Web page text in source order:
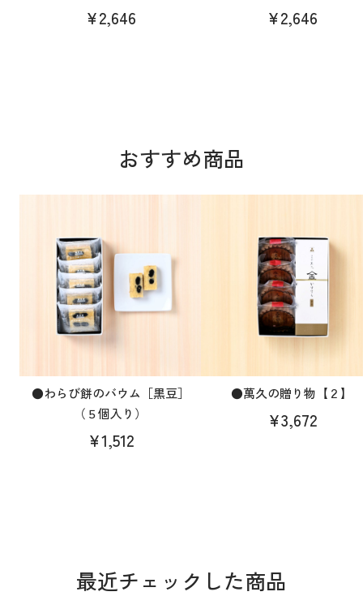
¥2,646 ¥2,646
おすすめ商品
●わらび餅のバウム［黒豆］
（５個入り）
¥1,512
●萬久の贈り物【２】
¥3,672
最近チェックした商品